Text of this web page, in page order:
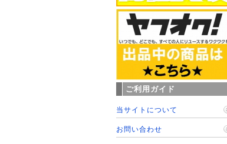
ご利用ガイド
当サイトについて
お問い合わせ